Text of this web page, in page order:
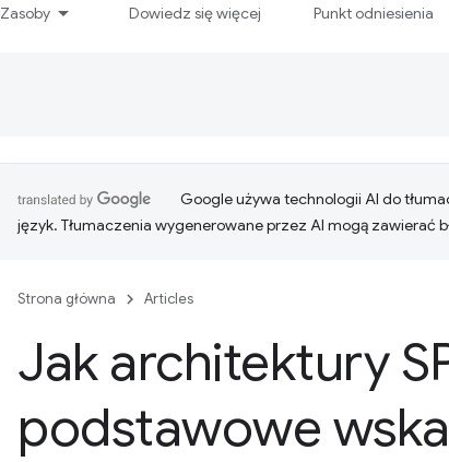
Zasoby Dowiedz się więcej Punkt odniesienia
Google używa technologii AI do
język. Tłumaczenia wygenerowane przez AI mogą zawierać
Strona główna Articles
Jak architektury
podstawowe